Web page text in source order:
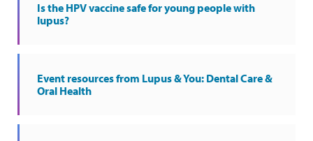
Is the HPV vaccine safe for young people with
lupus?
Event resources from Lupus & You: Dental Care &
Oral Health